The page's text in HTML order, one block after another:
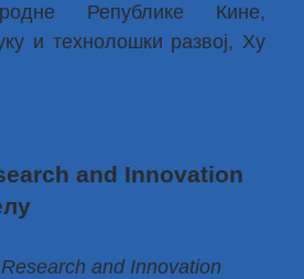
Републике Кине,
и технолошки развој, Ху
and Innovation
and Innovation